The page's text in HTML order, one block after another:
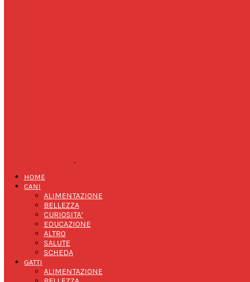
HOME
CANI
ALIMENTAZIONE
BELLEZZA
CURIOSITA’
EDUCAZIONE
ALTRO
SALUTE
SCHEDA
GATTI
ALIMENTAZIONE